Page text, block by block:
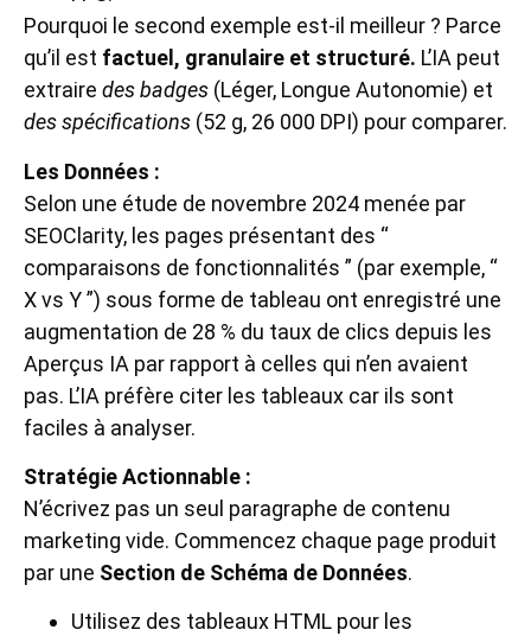
Pourquoi le second exemple est-il meilleur ? Parce
qu’il est factuel, granulaire et structuré. L’IA peut
extraire des badges (Léger, Longue Autonomie) et
des spécifications (52 g, 26 000 DPI) pour comparer.
Les Données :
Selon une étude de novembre 2024 menée par
SEOClarity, les pages présentant des “
comparaisons de fonctionnalités ” (par exemple, “
X vs Y ”) sous forme de tableau ont enregistré une
augmentation de 28 % du taux de clics depuis les
Aperçus IA par rapport à celles qui n’en avaient
pas. L’IA préfère citer les tableaux car ils sont
faciles à analyser.
Stratégie Actionnable :
N’écrivez pas un seul paragraphe de contenu
marketing vide. Commencez chaque page produit
par une Section de Schéma de Données.
Utilisez des tableaux HTML pour les